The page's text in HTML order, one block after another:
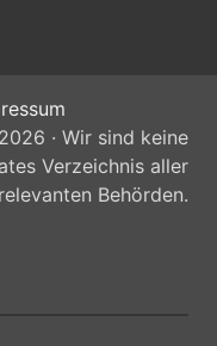
· Wir sind keine
Verzeichnis aller
relevanten Behörden.